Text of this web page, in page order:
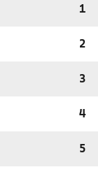
1
2
3
4
5